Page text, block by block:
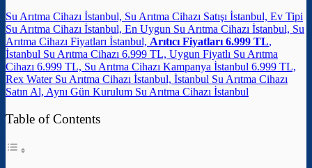
Su Arıtma Cihazı İstanbul, Su Arıtma Cihazı Satışı İstanbul, Ev Tipi
Su Arıtma Cihazı İstanbul, En Uygun Su Arıtma Cihazı İstanbul, Su
Arıtma Cihazı Fiyatları İstanbul, Arıtıcı Fiyatları 6.999 TL,
İstanbul Su Arıtma Cihazı 6.999 TL, Uygun Fiyatlı Su Arıtma
Cihazı 6.999 TL, Su Arıtma Cihazı Kampanya İstanbul 6.999 TL,
Rex Water Su Arıtma Cihazı İstanbul, İstanbul Su Arıtma Cihazı
Satın Al, Aynı Gün Kurulum Su Arıtma Cihazı İstanbul
Table of Contents